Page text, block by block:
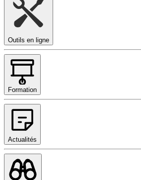
Outils en ligne
Formation
Actualités